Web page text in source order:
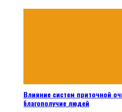
Влияние систем приточной
благополучие людей